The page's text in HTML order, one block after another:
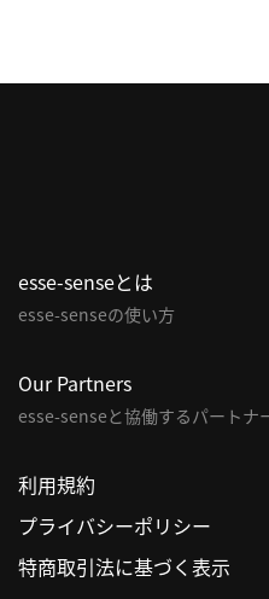
esse-senseとは
esse-senseの使い方
Our Partners
esse-senseと協働するパートナ
利用規約
プライバシーポリシー
特商取引法に基づく表示